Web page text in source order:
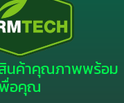
นค้าคุณภาพพร้อม
พื่อคุณ